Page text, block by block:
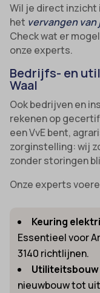
Wil je direct inzicht
het vervangen van
Check wat er
onze experts.
Bedrijfs- en
Waal
Ook bedrijven en
rekenen op
een VvE bent,
zorginstelling: wij
zonder storingen
Onze experts
Keuring
Essentieel voor
3140 richtlijnen.
nieuwbouw tot